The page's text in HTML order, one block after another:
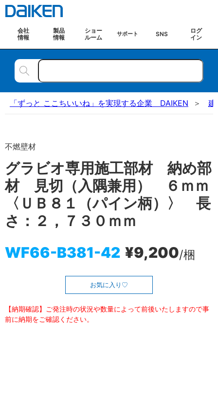
会社
情報
製品
情報
ショー
ルーム
サポート SNS
ログ
イン
「ずっと ここちいいね」を実現する企業 DAIKEN 建
不燃壁材
グラビオ専用施工部材 納め部
材 見切（入隅兼用） ６ｍｍ
〈ＵＢ８１（パイン柄）〉 長
さ：２，７３０ｍｍ
WF66-B381-42 ¥9,200/梱
お気に入り
【納期確認】ご発注時の状況や数量によって前後いたしますので事
前に納期をご確認ください。